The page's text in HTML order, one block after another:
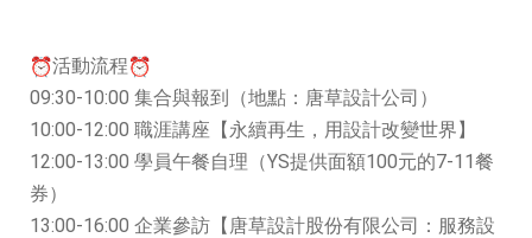
活動流程
09:30-10:00 集合與報到（地點：唐草設計公司）
10:00-12:00 職涯講座【永續再生，用設計改變世界】
12:00-13:00 學員午餐自理（YS提供面額100元的7-11餐
券）
13:00-16:00 企業參訪【唐草設計股份有限公司：服務設